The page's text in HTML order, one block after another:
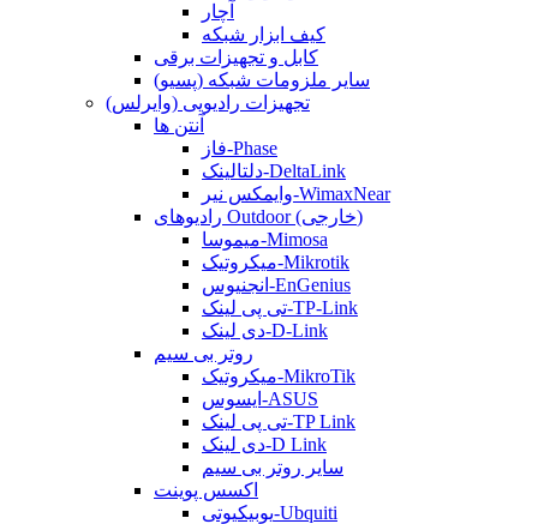
آچار
کیف ابزار شبکه
کابل و تجهیزات برقی
سایر ملزومات شبکه (پسیو)
تجهیزات رادیویی (وایرلس)
آنتن ها
فاز-Phase
دلتالینک-DeltaLink
وایمکس نیر-WimaxNear
رادیوهای Outdoor (خارجی)
میموسا-Mimosa
میکروتیک-Mikrotik
انجنیوس-EnGenius
تی پی لینک-TP-Link
دی لینک-D-Link
روتر بی سیم
میکروتیک-MikroTik
ایسوس-ASUS
تی پی لینک-TP Link
دی لینک-D Link
سایر روتر بی سیم
اکسس پوینت
یوبیکیوتی-Ubquiti